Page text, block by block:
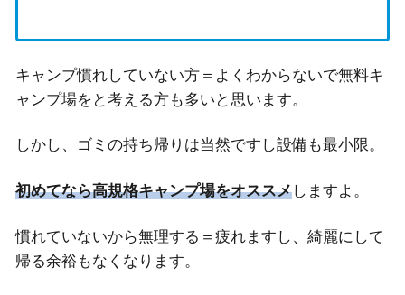
キャンプ慣れしていない方＝よくわからないで無料キ
ャンプ場をと考える方も多いと思います。
しかし、ゴミの持ち帰りは当然ですし設備も最小限。
初めてなら高規格キャンプ場をオススメしますよ。
慣れていないから無理する＝疲れますし、綺麗にして
帰る余裕もなくなります。